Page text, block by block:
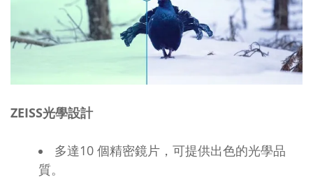
ZEISS光學設計
多達10 個精密鏡片，可提供出色的光學品
質。